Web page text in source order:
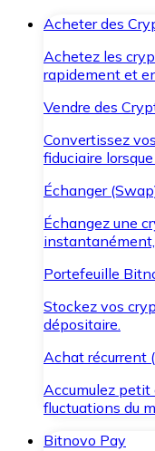
Acheter des
Achetez les
rapidement et
Vendre des
Convertissez
fiduciaire
Échanger
Échangez une
Portefeuille
Stockez vos
dépositaire.
Achat récurrent
Accumulez petit
fluctuations du
Bitnovo Pay